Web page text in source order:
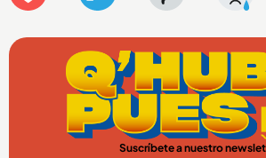
Suscríbete a nuestro